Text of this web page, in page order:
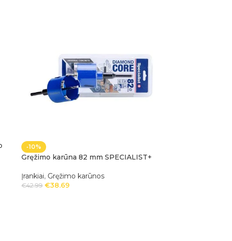
-10%
Gręžimo karūna 82 mm SPECIALIST+
Įrankiai, Gręžimo karūnos
€42.99 €38.69